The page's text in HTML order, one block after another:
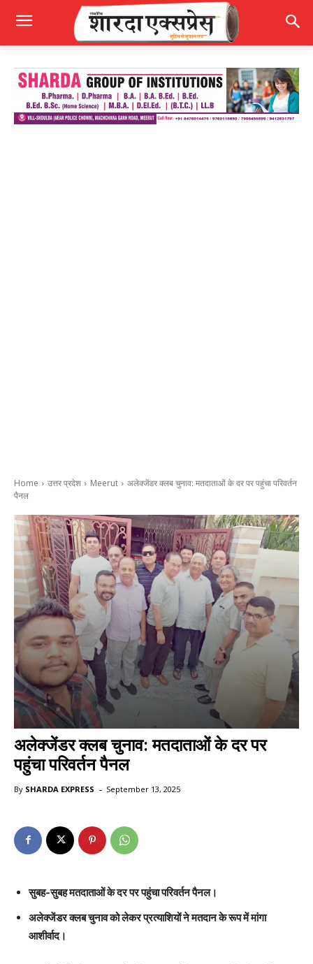
Home उत्तर प्रदेश Meerut
अलेक्जेंडर क्लब चुनाव: मतदाताओं के दर पर पहुंचा परिवर्तन
पैनल
अलेक्जेंडर क्लब चुनाव: मतदाताओं के दर पर
पहुंचा परिवर्तन पैनल
By SHARDA EXPRESS - September 13, 2025
सुबह-सुबह मतदाताओं के दर पर पहुंचा परिवर्तन पैनल।
अलेक्जेंडर क्लब चुनाव को लेकर प्रत्याशियों ने मतदान के रूप में मांगा
आशीर्वाद।